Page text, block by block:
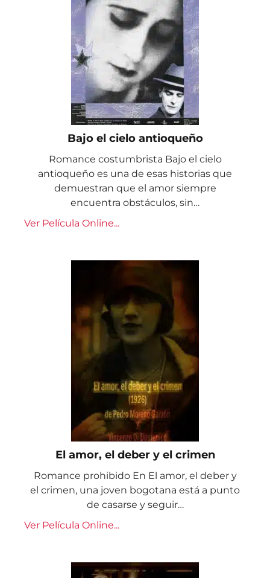
Bajo el cielo antioqueño
Romance costumbrista Bajo el cielo
antioqueño es una de esas historias que
demuestran que el amor siempre
encuentra obstáculos, sin…
Ver Película Online...
El amor, el deber y el crimen
Romance prohibido En El amor, el deber y
el crimen, una joven bogotana está a punto
de casarse y seguir…
Ver Película Online...